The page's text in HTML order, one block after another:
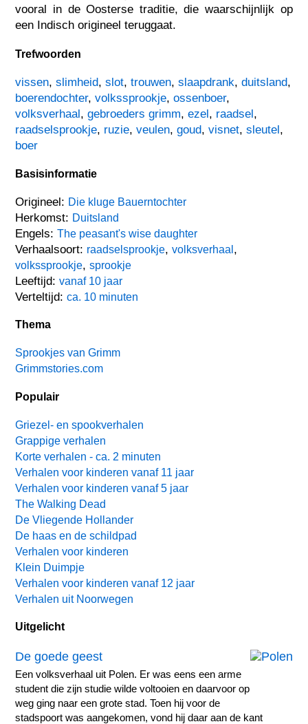
vooral in de Oosterse traditie, die waarschijnlijk op
een Indisch origineel teruggaat.
Trefwoorden
vissen,slimheid,slot,trouwen,slaapdrank,duitsland,
boerendochter,volkssprookje,ossenboer,
volksverhaal ,gebroeders grimm,ezel , raadsel ,
raadselsprookje, ruzie,veulen,goud,visnet,sleutel ,
boer
Basisinformatie
Origineel: Die kluge Bauerntochter
Herkomst: Duitsland
Engels:The peasant's wise daughter
Verhaalsoort: raadselsprookje,volksverhaal ,
volkssprookje,sprookje
Leeftijd:vanaf 10 jaar
Verteltijd:ca. 10 minuten
Thema
Sprookjes van Grimm
Grimmstories.com
Populair
Griezel- en spookverhalen
Grappige verhalen
Korte verhalen - ca. 2 minuten
Verhalen voor kinderen vanaf 11 jaar
Verhalen voor kinderen vanaf 5 jaar
The Walking Dead
De Vliegende Hollander
De haas en de schildpad
Verhalen voor kinderen
Klein Duimpje
Verhalen voor kinderen vanaf 12 jaar
Verhalen uit Noorwegen
Uitgelicht
De goede geest
Een volksverhaal uit Polen. Er was eens een arme
student die zijn studie wilde voltooien en daarvoor op
weg ging naar een grote stad. Toen hij voor de
stadspoort was aangekomen, vond hij daar aan de kant